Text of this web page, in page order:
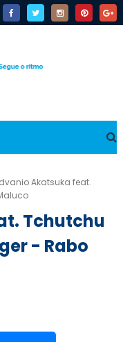
Akatsuka feat.
Tchutchu
- Rabo